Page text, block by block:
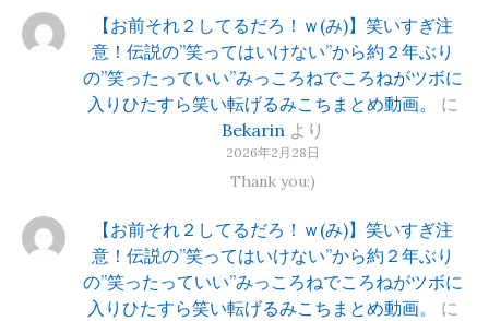
【お前それ２してるだろ！ｗ(み)】笑いすぎ注
意！伝説の”笑ってはいけない”から約２年ぶり
の”笑ったっていい”みっころねでころねがツボに
入りひたすら笑い転げるみこちまとめ動画。
に
Bekarin より
2026年2月28日
Thank you:)
【お前それ２してるだろ！ｗ(み)】笑いすぎ注
意！伝説の”笑ってはいけない”から約２年ぶり
の”笑ったっていい”みっころねでころねがツボに
入りひたすら笑い転げるみこちまとめ動画。
に